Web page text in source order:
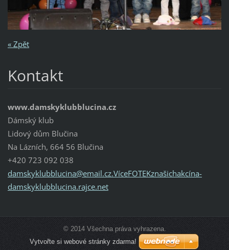
« Zpět
Kontakt
www.damskyklubblucina.cz
Dámský klub
Lidový dům Blučina
Na Lázních, 664 56 Blučina
+420 723 092 038
damskyklubblucina@email.cz.VíceFOTEKznašichakcína-
damskyklubblucina.rajce.net
© 2014 Všechna práva vyhrazena.
Vytvořte si webové stránky zdarma!